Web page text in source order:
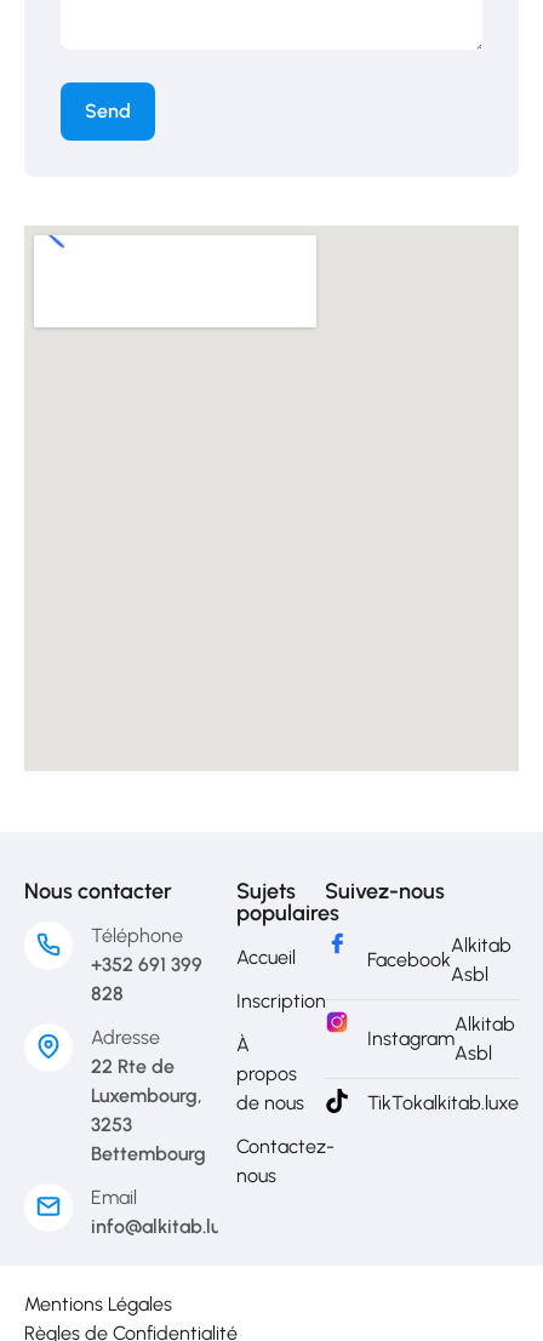
Nous contacter
Téléphone
+352 691 399
828
Adresse
22 Rte de
Luxembourg,
3253
Bettembourg
Email
info@alkitab.lu
Sujets
populaires
Accueil
Inscription
À
propos
de nous
Contactez-
nous
Suivez-nous
Facebook
Alkitab
Asbl
Instagram
Alkitab
Asbl
TikTok
Mentions Légales
Règles de Confidentialité